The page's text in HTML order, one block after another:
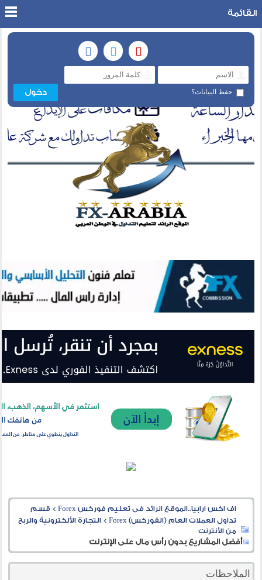
حفظ البيانات؟
القائمة
اف اكس ارابيا..الموقع الرائد فى تعليم فوركس Forex > قسم
تداول العملات العام (الفوركس) Forex
>التجارة الألكترونية والربح
من الأنترنت
أفضل المشاريع بدون رأس مال على الإنترنت
الملاحظات